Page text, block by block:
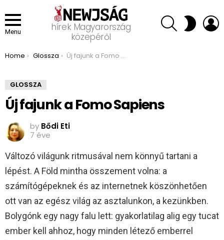
Menu
hírek Magyarország
közepéről
SEARCH SWITCH
SKIN
You are here:
Home Glossza Új fajunk a Fomo Sapiens
GLOSSZA
Új fajunk a Fomo Sapiens
by Bődi Eti
7 éve
Változó világunk ritmusával nem könnyű tartani a
lépést. A Föld mintha összement volna: a
számítógépeknek és az internetnek köszönhetően
ott van az egész világ az asztalunkon, a kezünkben.
Bolygónk egy nagy falu lett: gyakorlatilag alig egy tucat
ember kell ahhoz, hogy minden létező emberrel